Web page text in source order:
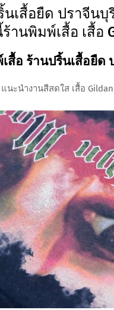
เสื้อยืด ปราจีน
านพิมพ์เสื้อ เสื้อ
สื้อ ร้านปริ้นเสื้อยืด
แนะนำงานสีสดใส เสื้อ